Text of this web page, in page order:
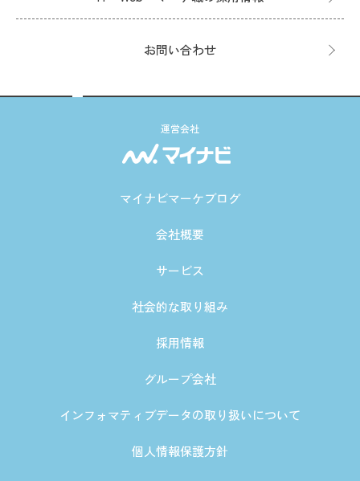
お問い合わせ
運営会社
マイナビマーケブログ
会社概要
サービス
社会的な取り組み
採用情報
グループ会社
インフォマティブデータの取り扱いについて
個人情報保護方針